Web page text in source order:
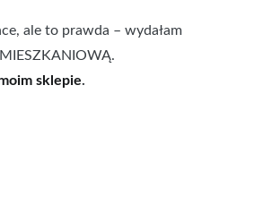
ale to prawda – wydałam
sklepie.